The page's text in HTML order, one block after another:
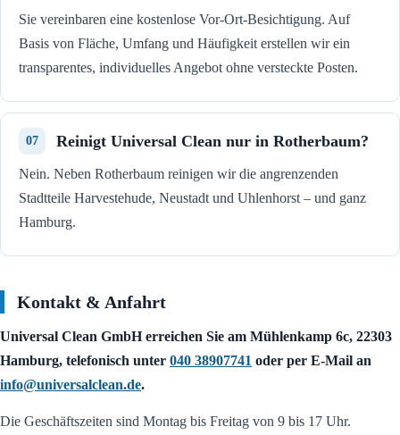
Sie vereinbaren eine kostenlose Vor-Ort-Besichtigung. Auf
Basis von Fläche, Umfang und Häufigkeit erstellen wir ein
transparentes, individuelles Angebot ohne versteckte Posten.
Reinigt Universal Clean nur in Rotherbaum?
Nein. Neben Rotherbaum reinigen wir die angrenzenden
Stadtteile Harvestehude, Neustadt und Uhlenhorst – und ganz
Hamburg.
Kontakt & Anfahrt
Universal Clean GmbH erreichen Sie am Mühlenkamp 6c, 22303
Hamburg, telefonisch unter 040 38907741 oder per E-Mail an
info@universalclean.de.
Die Geschäftszeiten sind Montag bis Freitag von 9 bis 17 Uhr.